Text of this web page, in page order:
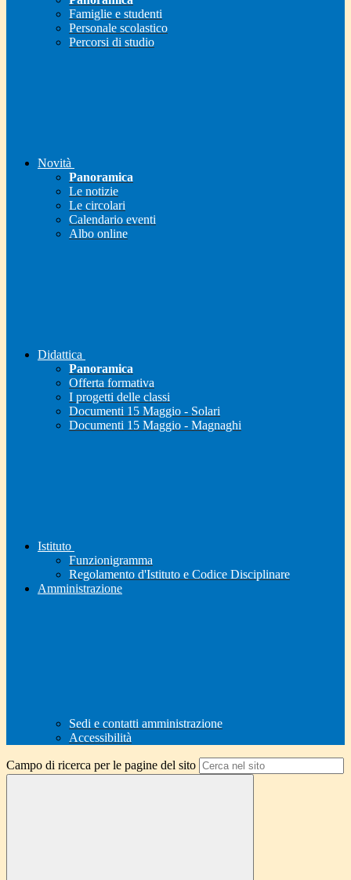
Famiglie e studenti
Personale scolastico
Percorsi di studio
Novità
Panoramica
Le notizie
Le circolari
Calendario eventi
Albo online
Didattica
Panoramica
Offerta formativa
I progetti delle classi
Documenti 15 Maggio - Solari
Documenti 15 Maggio - Magnaghi
Istituto
Funzionigramma
Regolamento d'Istituto e Codice Disciplinare
Amministrazione
Sedi e contatti amministrazione
Accessibilità
Campo di ricerca per le pagine del sito